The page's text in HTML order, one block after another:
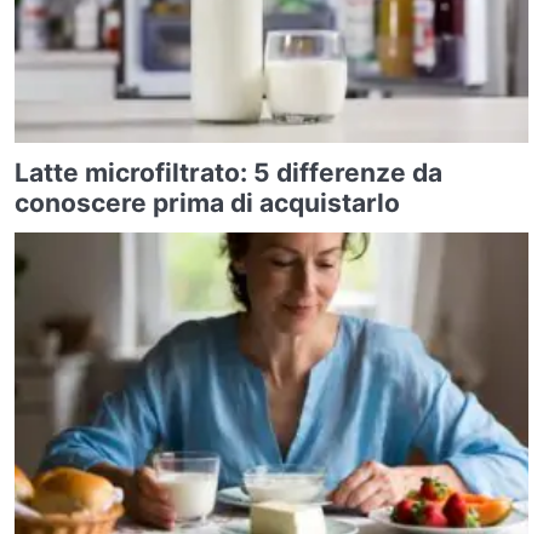
Latte microfiltrato: 5 differenze da
conoscere prima di acquistarlo